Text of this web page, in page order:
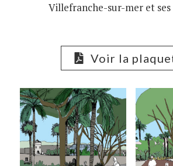
Villefranche-sur-mer et ses
Voir la